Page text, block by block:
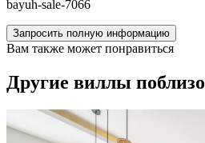
bayuh-sale-7066
Запросить полную информацию
Вам также может понравиться
Другие виллы